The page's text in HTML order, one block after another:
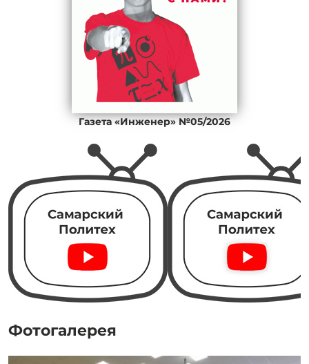
Газета «Инженер» №05/2026
Фотогалерея